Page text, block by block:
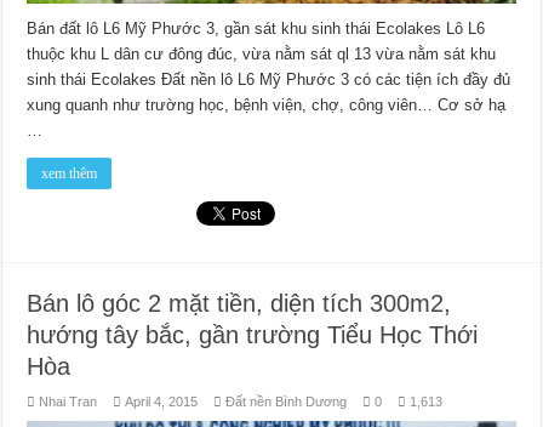
Bán đất lô L6 Mỹ Phước 3, gần sát khu sinh thái Ecolakes Lô L6
thuộc khu L dân cư đông đúc, vừa nằm sát ql 13 vừa nằm sát khu
sinh thái Ecolakes Đất nền lô L6 Mỹ Phước 3 có các tiện ích đầy đủ
xung quanh như trường học, bệnh viện, chợ, công viên… Cơ sở hạ
xem thêm
Bán lô góc 2 mặt tiền, diện tích 300m2,
hướng tây bắc, gần trường Tiểu Học Thới
Hòa
Nhai Tran April 4, 2015 Đất nền Bình Dương 0 1,613